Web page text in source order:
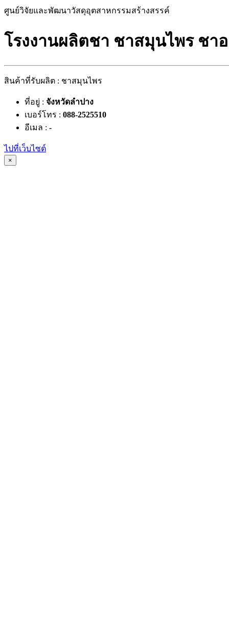
ศูนย์วิจัยและพัฒนาวัสดุอุตสาหกรรมสร้างสรรค์
โรงงานผลิตชา ชาสมุนไพร ชา
สินค้าที่รับผลิต : ชาสมุนไพร
ที่อยู่ : จังหวัดลำปาง
เบอร์โทร : 088-2525510
อีเมล : -
ไปที่เว็บไซต์
×